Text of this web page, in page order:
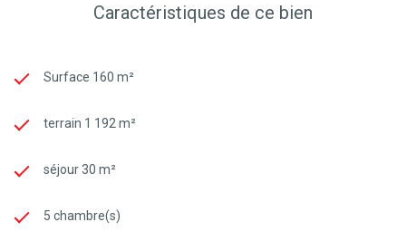
Caractéristiques de ce bien
Surface 160 m²
terrain 1 192 m²
séjour 30 m²
5 chambre(s)